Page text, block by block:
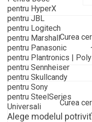
pentru HyperX
pentru JBL
pentru Logitech
pentru Marshall
pentru Panasonic
pentru Plantronics | Poly
pentru Sennheiser
pentru Skullcandy
pentru Sony
pentru SteelSeries
Universali
Alege modelul potrivit
Curea
Curea